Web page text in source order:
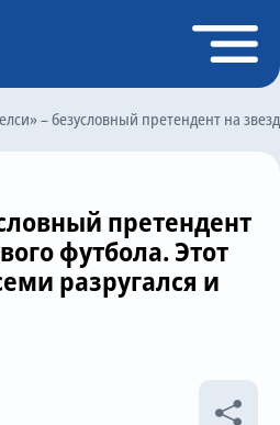
– безусловный претендент на
претендент
футбола. Этот
разругался и